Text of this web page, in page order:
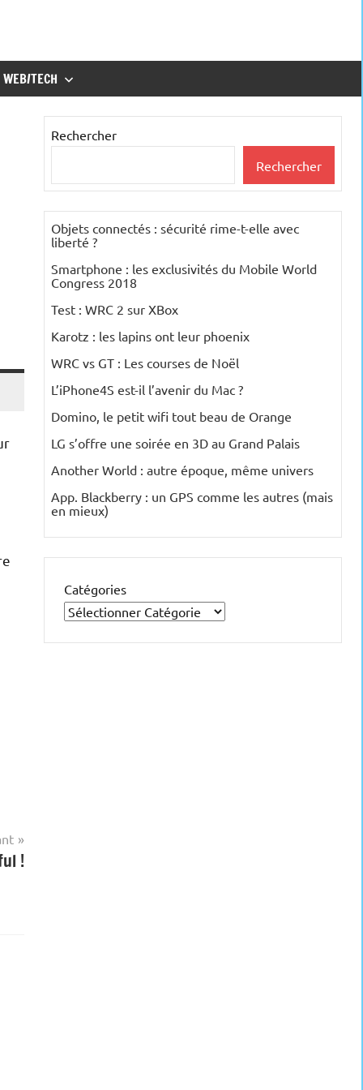
WEB/TECH
!
Rechercher
Rechercher
Objets connectés : sécurité rime-t-elle avec
liberté ?
Smartphone : les exclusivités du Mobile World
Congress 2018
Test : WRC 2 sur XBox
Karotz : les lapins ont leur phoenix
WRC vs GT : Les courses de Noël
L’iPhone4S est-il l’avenir du Mac ?
Domino, le petit wifi tout beau de Orange
LG s’offre une soirée en 3D au Grand Palais
Another World : autre époque, même univers
App. Blackberry : un GPS comme les autres (mais
en mieux)
Catégories